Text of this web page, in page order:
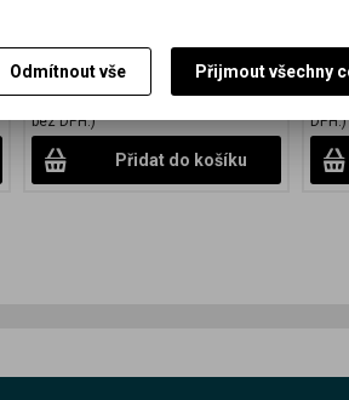
výrobku
821,46 Kč(34,56 EUR)
bez DPH:)
Přidat do košíku
DPH:)
Odmítnout vše Přijmout všechny